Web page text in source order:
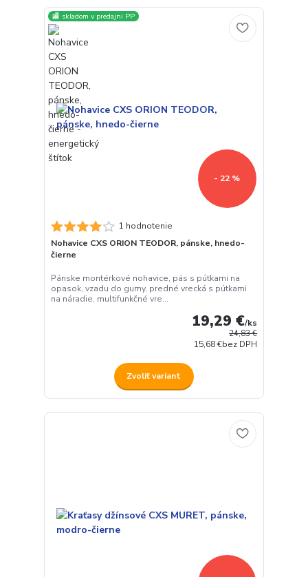
🏬 skladom v predajni PP
- 22 %
1 hodnotenie
Nohavice CXS ORION TEODOR, pánske, hnedo-
čierne
Pánske montérkové nohavice, pás s pútkami na
opasok, vzadu do gumy, predné vrecká s pútkami
na náradie, multifunkčné vre...
24,83 €
19,29 €/ks
15,68 €bez DPH
Zvoliť variant